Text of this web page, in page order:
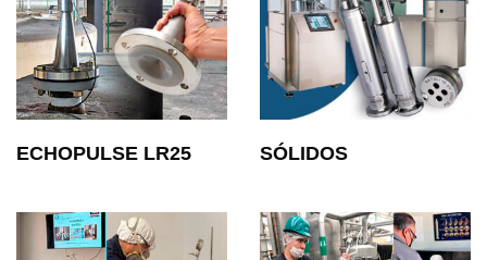
ECHOPULSE LR25 SÓLIDOS